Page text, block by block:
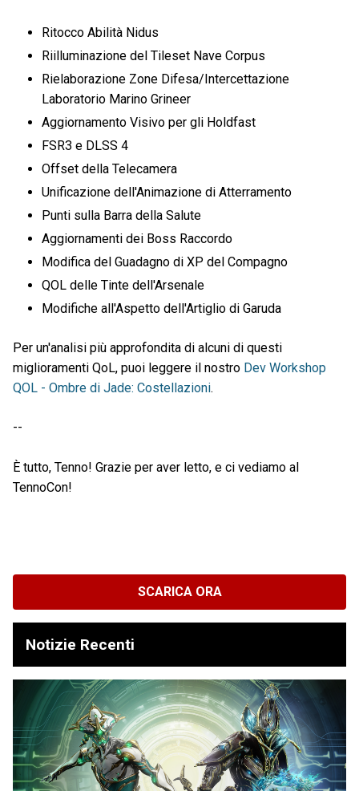
Ritocco Abilità Nidus
Riilluminazione del Tileset Nave Corpus
Rielaborazione Zone Difesa/Intercettazione
Laboratorio Marino Grineer
Aggiornamento Visivo per gli Holdfast
FSR3 e DLSS 4
Offset della Telecamera
Unificazione dell'Animazione di Atterramento
Punti sulla Barra della Salute
Aggiornamenti dei Boss Raccordo
Modifica del Guadagno di XP del Compagno
QOL delle Tinte dell'Arsenale
Modifiche all'Aspetto dell'Artiglio di Garuda
Per un'analisi più approfondita di alcuni di questi
miglioramenti QoL, puoi leggere il nostro Dev Workshop
QOL - Ombre di Jade: Costellazioni.
--
È tutto, Tenno! Grazie per aver letto, e ci vediamo al
TennoCon!
SCARICA ORA
Notizie Recenti